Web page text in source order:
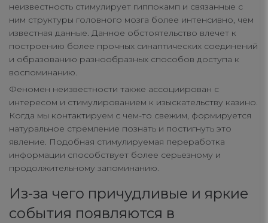
неизвестность стимулирует гиппокамп и связанные с
ним структуры головного мозга более интенсивно, чем
известная данные. Данное обстоятельство влечет к
построению более прочных синаптических соединений
и образованию разнообразных способов доступа к
воспоминанию.
Феномен неизвестности также ассоциирован с
интересом и стимулированием к изыскательству казино.
Когда мы контактируем с чем-то свежим, формируется
натуральное стремление познать и постигнуть это
явление. Подобная стимулируемая переработка
информации способствует более серьезному и
продолжительному запоминанию.
Из-за чего причудливые и яркие
события появляются в